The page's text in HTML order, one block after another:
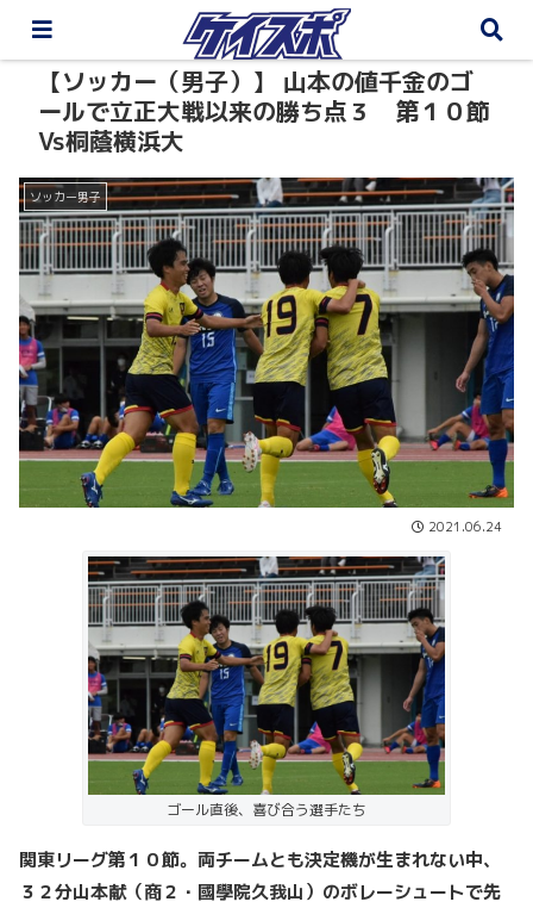
【ソッカー（男子）】 山本の値千金のゴ
ールで立正大戦以来の勝ち点３ 第１０節
Vs桐蔭横浜大
ソッカー男子
2021.06.24
ゴール直後、喜び合う選手たち
関東リーグ第１０節。両チームとも決定機が生まれない中、
３２分山本献（商２・國學院久我山）のボレーシュートで先